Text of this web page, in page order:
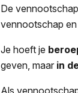
De
vennootschap
Je hoeft je
geven, maar in